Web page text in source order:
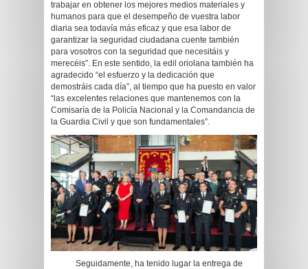
trabajar en obtener los mejores medios materiales y
humanos para que el desempeño de vuestra labor
diaria sea todavía más eficaz y que esa labor de
garantizar la seguridad ciudadana cuente también
para vosotros con la seguridad que necesitáis y
merecéis”. En este sentido, la edil oriolana también ha
agradecido “el esfuerzo y la dedicación que
demostráis cada día”, al tiempo que ha puesto en valor
“las excelentes relaciones que mantenemos con la
Comisaría de la Policía Nacional y la Comandancia de
la Guardia Civil y que son fundamentales”.
Seguidamente, ha tenido lugar la entrega de